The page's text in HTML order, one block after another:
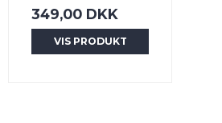
349,00 DKK
VIS PRODUKT